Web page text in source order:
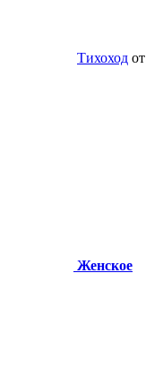
Тихоход от
Женское